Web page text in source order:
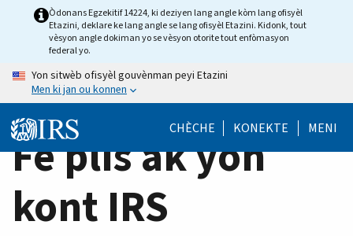
HomeÒdonans Egzekitif 14224, ki deziyen lang angle kòm lang ofisyèl
Etazini, deklare ke lang angle se lang ofisyèl Etazini. Kidonk, tout
vèsyon angle dokiman yo se vèsyon otorite tout enfòmasyon
federal yo.
Yon sitwèb ofisyèl gouvènman peyi Etazini
Men ki jan ou konnen
CHÈCHE KONEKTE MENI
Fè plis ak yon
kont IRS